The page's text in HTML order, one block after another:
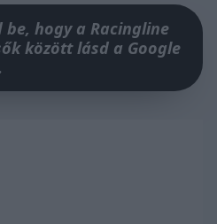
hogy a Racingline
között lásd a Google